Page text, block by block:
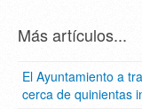
Más artículos...
El Ayuntamiento a
cerca de quinientas